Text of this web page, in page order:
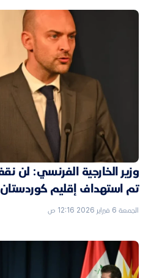
وزير الخارجية الفرنسي: لن
تم استهداف إقليم كوردستان
الجمعة 6 فبراير 2026 12:16 ص